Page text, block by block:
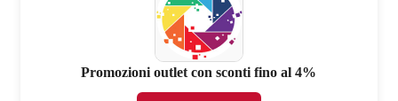
Promozioni outlet con sconti fino al 4%